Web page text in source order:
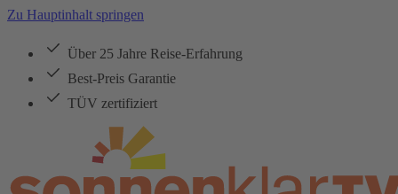
Zu Hauptinhalt springen
Über 25 Jahre Reise-Erfahrung
Best-Preis Garantie
TÜV zertifiziert